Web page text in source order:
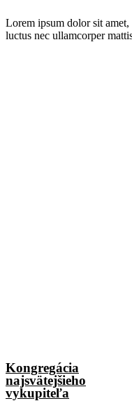
Lorem ipsum dolor sit
luctus nec ullamcorper
Kongregácia
najsvätejšieho
vykupiteľa